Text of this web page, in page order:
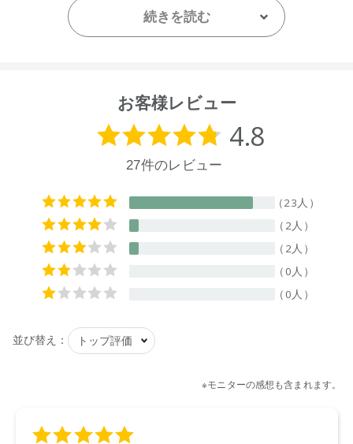
【プラマーク】
ボトル、キャップ
店舗でお問い合わせの際には、下記品番をお伝え下さい。
商品によっては、お届けまで１～２週間かかる場合がござい
ますので予めご了承ください。
●パッケージはリニューアル等の理由により、写真と異なる場
合がございます。
●パッケージのリニューアル等の理由により、成分・処方が記
載と異なる場合がございます。
続きを読む
お客様レビュー